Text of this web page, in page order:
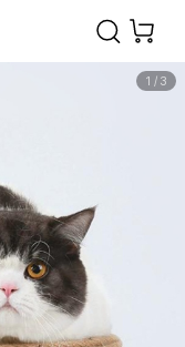
1 / 3